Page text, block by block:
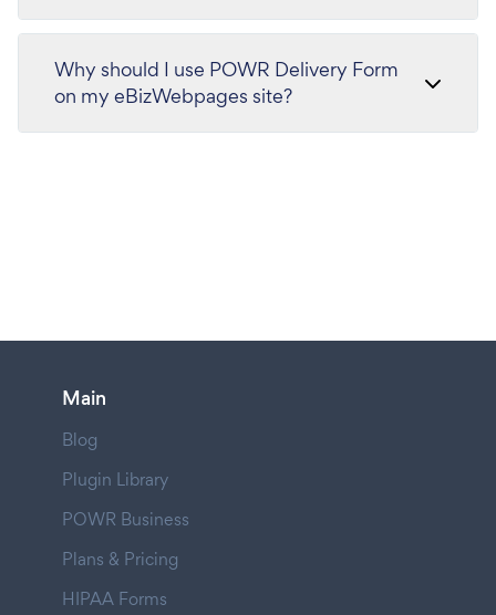
Why should I use POWR Delivery Form
on my eBizWebpages site?
Main
Blog
Plugin Library
POWR Business
Plans & Pricing
HIPAA Forms